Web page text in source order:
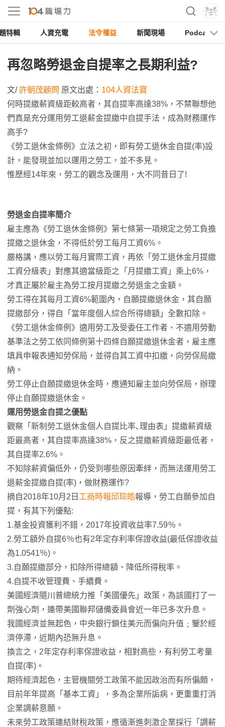
特輯 人資充電 法令權益 新聞現場 Podcast
再忽略勞退金自提率之長期利益?
文/許朝茂顧問 原文出處： 104人資法寶
何時提繳薪資級距較高者，其自提率高達38%，不禁聯想他
們真是充分運用勞工退薪金提繳中自提手法，成為財務運作
高手?
《勞工退休金條例》立法之初，即有勞工退休金自提(率)設
計，能發現並加以運用之勞工，並不多見。
惟歷經14年來，勞工的觀念及運用，大不同昔日了!
勞退金自提率簡介
雇主應為《勞工退休金條例》第七條第一項規定之勞工負擔
提繳之退休金，不得低於勞工每月工資6%。
嚴格講，應以勞工每月實際工資，再依「勞工退休金月提繳
工資分級表」對應其適當級距之「月提繳工資」乘上6%，
才真正屬於雇主為勞工按月提繳之勞退金之金額。
勞工得在其每月工資6%範圍內，自願提繳退休金，其自願
提繳部分，得自「當年度個人綜合所得總額」全數扣除。
《勞工退休金條例》適用勞工及受委任工作者、不適用勞動
基準法之勞工依同條例第十四條自願提繳退休金者，雇主應
填具申報表通知勞保局，並得自其工資中扣繳，向勞保局繳
納。
勞工停止自願提繳退休金時，應通知雇主並向勞保局，辦理
停止自願提繳退休金。
運用勞退金自提之優點
觀察「新制勞工退休金個人自提比率､理由表」提繳薪資級
距最高者，其自提率高達38%，反之提繳薪資級距最低者，
其自提率2.6%。
不知除薪資偏低外，仍受到哪些原因牽絆，而無法運用勞工
退薪金提繳自提(率)，做財務運作?
摘自2018年10月2日 工商時報 邱琮皓報導，勞工自願參加自
提，有其下列優點:
1.基金投資獲利不錯，2017年投資收益率7.59％。
2.勞工額外自提6％也有2年定存利率保證收益(最低保證收益
為1.0541％)。
3.自願提繳部分，扣除所得總額、降低所得稅率。
4.自提不收管理費、手續費。
美國經濟隨川普總統力推「美國優先」政策，為該國打了一
劑強心劑，連帶美國聯邦儲備委員會近一年已多次升息。
我國經濟並無起色，中央銀行鎖住美元而偏向升值﹔鑒於經
濟停滯，近期內恐無升息。
換言之，2年定存利率保證收益，相對高些，有利勞工考量
自提(率)。
期待經濟起色，主管機關勞工政策不能因政治而有所偏頗，
目前年年提高「基本工資」，多為企業所詬病，更重重打消
企業調薪意願。
未來勞工政策連結財稅政策，應循漸進刺激企業採行「調薪